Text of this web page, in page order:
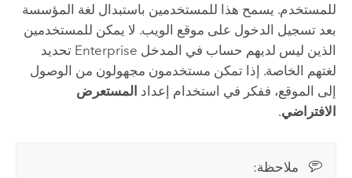
للمستخدم. يسمح هذا للمستخدمين باستبدال لغة المؤسسة
بعد تسجيل الدخول على موقع الويب. لا يمكن للمستخدمين
الذين ليس لديهم حساب في المدخل Enterprise تحديد
لغتهم الخاصة. إذا تمكن مستخدمون مجهولون من الوصول
إلى الموقع، ففكر في استخدام إعداد المستعرض
الافتراضي.
ملاحظة:‏